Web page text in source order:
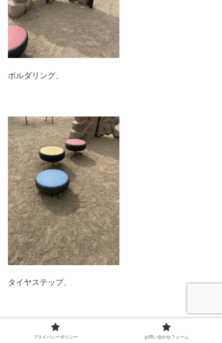
ボルダリング、
タイヤステップ、
プライバシーポリシー お問い合わせフォーム